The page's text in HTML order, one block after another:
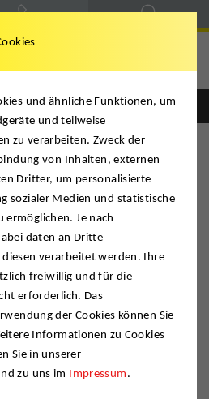
Verlagerung
durch DMS
und ähnliche Funktionen, um
und teilweise
zu verarbeiten. Zweck der
von Inhalten, externen
Dritter, um personalisierte
sozialer Medien und statistische
ermöglichen. Je nach
daten an Dritte
verarbeitet werden. Ihre
freiwillig und für die
erforderlich. Das
der Cookies können Sie
Informationen zu Cookies
Sie in unserer
zu uns im Impressum.